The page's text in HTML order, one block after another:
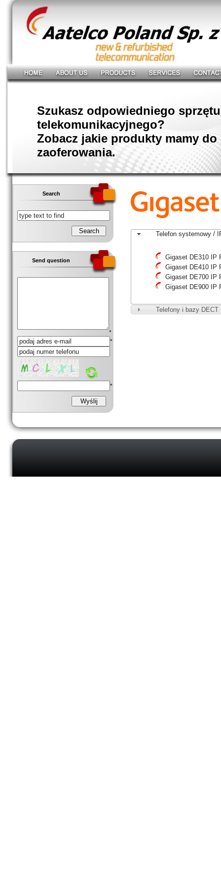
Szukasz odpowiedniego sprzętu
telekomunikacyjnego?
Zobacz jakie produkty mamy do
zaoferowania.
Search
Send question
*
*
*
Telefon systemowy /
Gigaset DE310 IP
Gigaset DE410 IP
Gigaset DE700 IP
Gigaset DE900 IP
Telefony i bazy DECT